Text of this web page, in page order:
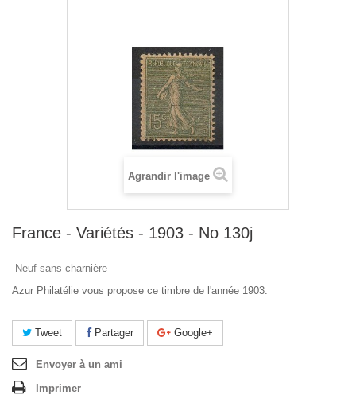
Agrandir l'image
France - Variétés - 1903 - No 130j
Neuf sans charnière
Azur Philatélie vous propose ce timbre de l'année 1903.
Tweet Partager Google+
Envoyer à un ami
Imprimer